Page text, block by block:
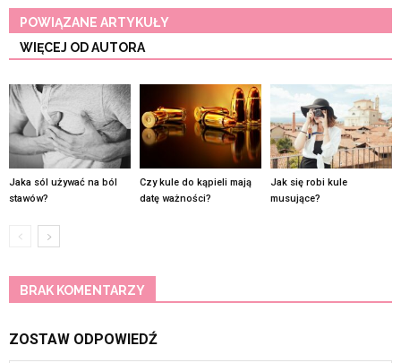
POWIĄZANE ARTYKUŁY
WIĘCEJ OD AUTORA
Jaka sól używać na ból
stawów?
Czy kule do kąpieli mają
datę ważności?
Jak się robi kule
musujące?
BRAK KOMENTARZY
ZOSTAW ODPOWIEDŹ